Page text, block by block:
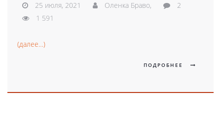
25 июля, 2021 Оленка Браво,
2
1 591
(далее…)
ПОДРОБНЕЕ